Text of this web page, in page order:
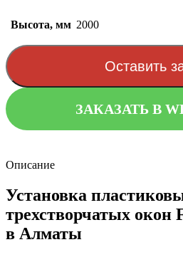
Высота, мм 2000
Оставить
ЗАКАЗАТЬ В
Описание
Установка
трехстворчатых окон
в Алматы